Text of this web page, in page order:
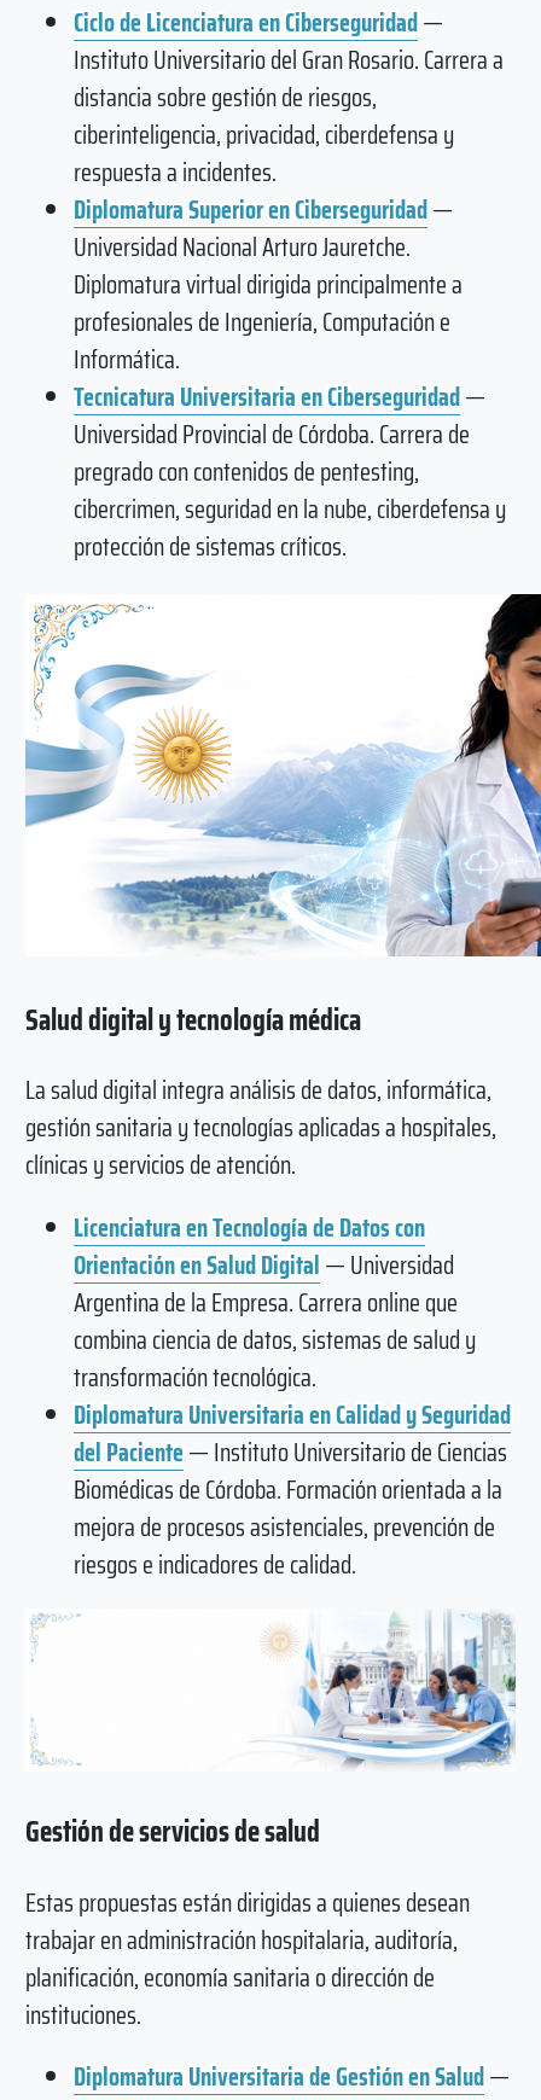
Ciclo de Licenciatura en Ciberseguridad—
Instituto Universitario del Gran Rosario. Carrera a
distancia sobre gestión de riesgos,
ciberinteligencia, privacidad, ciberdefensa y
respuesta a incidentes.
Diplomatura Superior en Ciberseguridad—
Universidad Nacional Arturo Jauretche.
Diplomatura virtual dirigida principalmente a
profesionales de Ingeniería, Computación e
Informática.
Tecnicatura Universitaria en Ciberseguridad—
Universidad Provincial de Córdoba. Carrera de
pregrado con contenidos de pentesting,
cibercrimen, seguridad en la nube, ciberdefensa y
protección de sistemas críticos.
Salud digital y tecnología médica
La salud digital integra análisis de datos, informática,
gestión sanitaria y tecnologías aplicadas a hospitales,
clínicas y servicios de atención.
Licenciatura en Tecnología de Datos con
Orientación en Salud Digital— Universidad
Argentina de la Empresa. Carrera online que
combina ciencia de datos, sistemas de salud y
transformación tecnológica.
Diplomatura Universitaria en Calidad y Seguridad
del Paciente— Instituto Universitario de Ciencias
Biomédicas de Córdoba. Formación orientada a la
mejora de procesos asistenciales, prevención de
riesgos e indicadores de calidad.
Gestión de servicios de salud
Estas propuestas están dirigidas a quienes desean
trabajar en administración hospitalaria, auditoría,
planificación, economía sanitaria o dirección de
instituciones.
Diplomatura Universitaria de Gestión en Salud—